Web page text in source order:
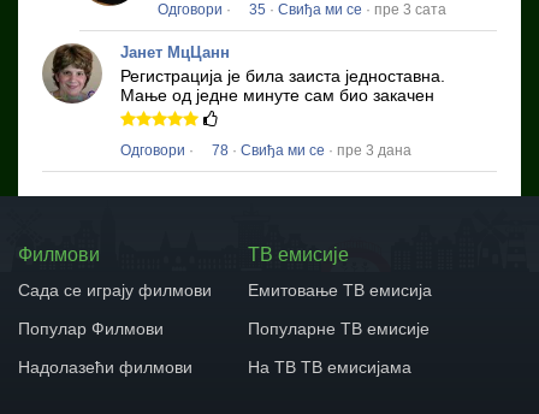
Одговори · 35 · Свиђа ми се · пре 3 сата
Јанет МцЦанн
Регистрација је била заиста једноставна.
Мање од једне минуте сам био закачен
Одговори · 78 · Свиђа ми се · пре 3 дана
Филмови
Сада се играју филмови
Популар Филмови
Надолазећи филмови
ТВ емисије
Емитовање ТВ емисија
Популарне ТВ емисије
На ТВ ТВ емисијама